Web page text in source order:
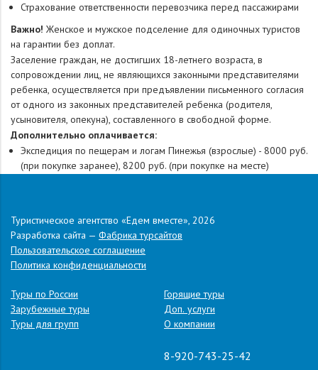
Страхование ответственности перевозчика перед пассажирами
Важно! Женское и мужское подселение для одиночных туристов
на гарантии без доплат.
Заселение граждан, не достигших 18-летнего возраста, в
сопровождении лиц, не являющихся законными представителями
ребенка, осуществляется при предъявлении письменного согласия
от одного из законных представителей ребенка (родителя,
усыновителя, опекуна), составленного в свободной форме.
Дополнительно оплачивается:
Экспедиция по пещерам и логам Пинежья (взрослые) - 8000 руб.
(при покупке заранее), 8200 руб. (при покупке на месте)
покупке на месте)
Надбавка за отправление из Вашего города:
Примечание:Туроператор оставляет за собой право изменять
Туроператор имеет право заменить пункты программы на
равнозначные при условии заблаговременного информирования
туристов. Обращаем Ваше внимание, что транспортное
видами транспорта: автобус, микроавтобус, минивэн, автомобиль,
Туристическое агентство «Едем вместе», 2026
Разработка сайта — Фабрика турсайтов
Пользовательское соглашение
Политика конфиденциальности
Туры по России
Зарубежные туры
Туры для групп
Горящие туры
Доп. услуги
О компании
8-920-743-25-42